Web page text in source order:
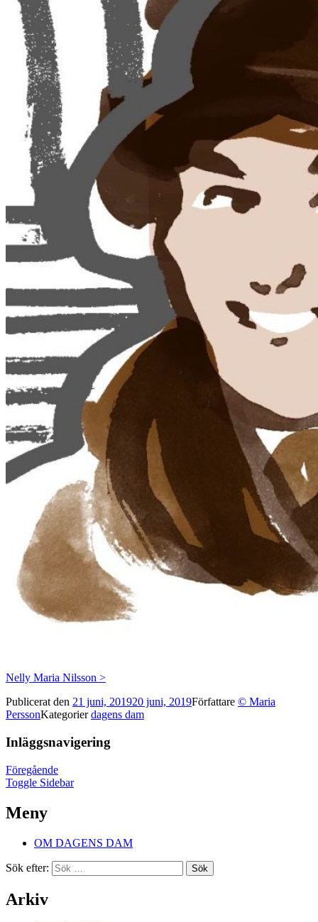
Nelly Maria Nilsson >
Publicerat den 21 juni, 201920 juni, 2019Författare © Maria
PerssonKategorier dagens dam
Inläggsnavigering
Föregående
Toggle Sidebar
Meny
OM DAGENS DAM
Sök efter:
Arkiv